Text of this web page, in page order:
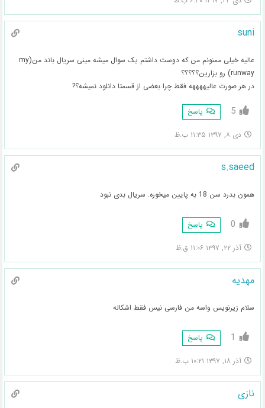
suni
عالیه خیلی ممنونم من که دوست داشتم یک سوال میشه مینی سریال باند من(my
runway) رو بزارین؟؟؟؟؟
در هر صورت عالیههههه فقط چرا بعضی از قسمتا دانلود نمیشه؟?
5 پاسخ
دی ۸, ۱۳۹۷ ۱۱:۳۵ ب.ظ
s.saeed
همون بدرد سن 18 به پایین میخوره. سریال بدی نبود
0 پاسخ
آذر ۲۲, ۱۳۹۷ ۱۱:۰۶ ق.ظ
مهدیه
سلام زیرنویس واسه من فارسی نیس فقط اشکاله
1 پاسخ
آذر ۱۸, ۱۳۹۷ ۱۰:۲۱ ب.ظ
نازی